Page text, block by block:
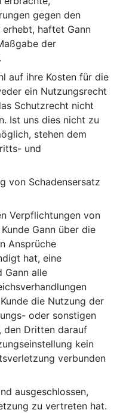
gegen den
haftet Gann
der
auf ihre Kosten für die
ein Nutzungsrecht
Schutzrecht nicht
Ist uns dies nicht zu
stehen dem
und
von Schadensersatz
Verpflichtungen von
Gann über die
Ansprüche
hat, eine
Gann alle
die Nutzung der
oder sonstigen
den Dritten darauf
kein
verbunden
ausgeschlossen,
zu vertreten hat.